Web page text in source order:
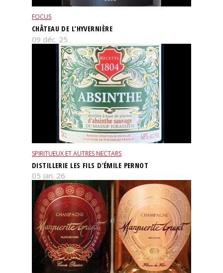
FOCUS
CHÂTEAU DE L’HYVERNIÈRE
09 déc. 25
SPIRITUEUX ET AUTRES NECTARS
DISTILLERIE LES FILS D’ÉMILE PERNOT
05 jan. 26